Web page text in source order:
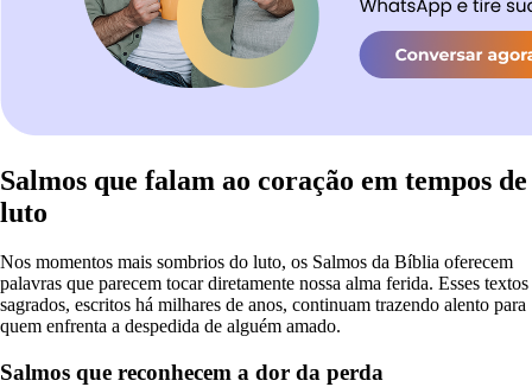
Salmos que falam ao coração em tempos de
luto
Nos momentos mais sombrios do luto, os Salmos da Bíblia oferecem
palavras que parecem tocar diretamente nossa alma ferida. Esses textos
sagrados, escritos há milhares de anos, continuam trazendo alento para
quem enfrenta a despedida de alguém amado.
Salmos que reconhecem a dor da perda